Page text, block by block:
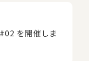
を開催しま